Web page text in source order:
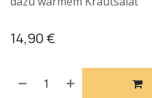
14,90€